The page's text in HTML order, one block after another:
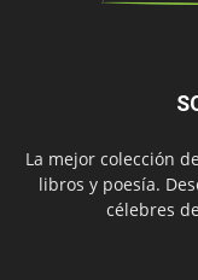
La mejor colección
libros y poesía.
célebres